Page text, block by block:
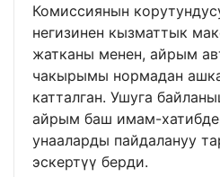
Комиссиянын
негизинен кызматтык
жатканы менен, айрым
чакырымы нормадан
катталган. Ушуга
айрым баш имам-
унааларды пайдалануу
эскертүү берди.